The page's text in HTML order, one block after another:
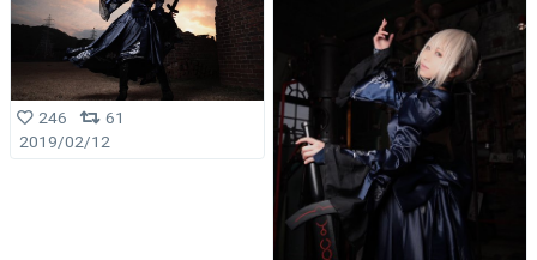
246
61
2019/02/12